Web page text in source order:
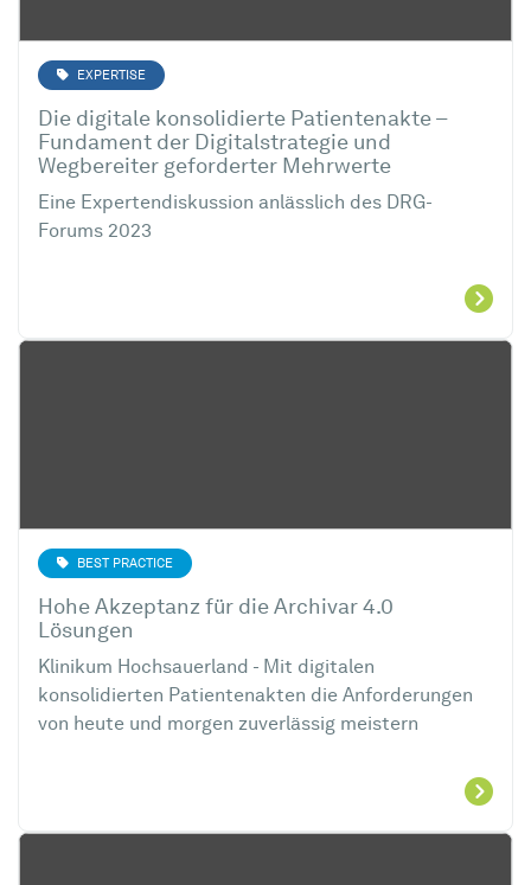
EXPERTISE
Die digitale konsolidierte Patientenakte –
Fundament der Digitalstrategie und
Wegbereiter geforderter Mehrwerte
Eine Expertendiskussion anlässlich des DRG-
Forums 2023
BEST PRACTICE
Hohe Akzeptanz für die Archivar 4.0
Lösungen
Klinikum Hochsauerland - Mit digitalen
konsolidierten Patientenakten die Anforderungen
von heute und morgen zuverlässig meistern